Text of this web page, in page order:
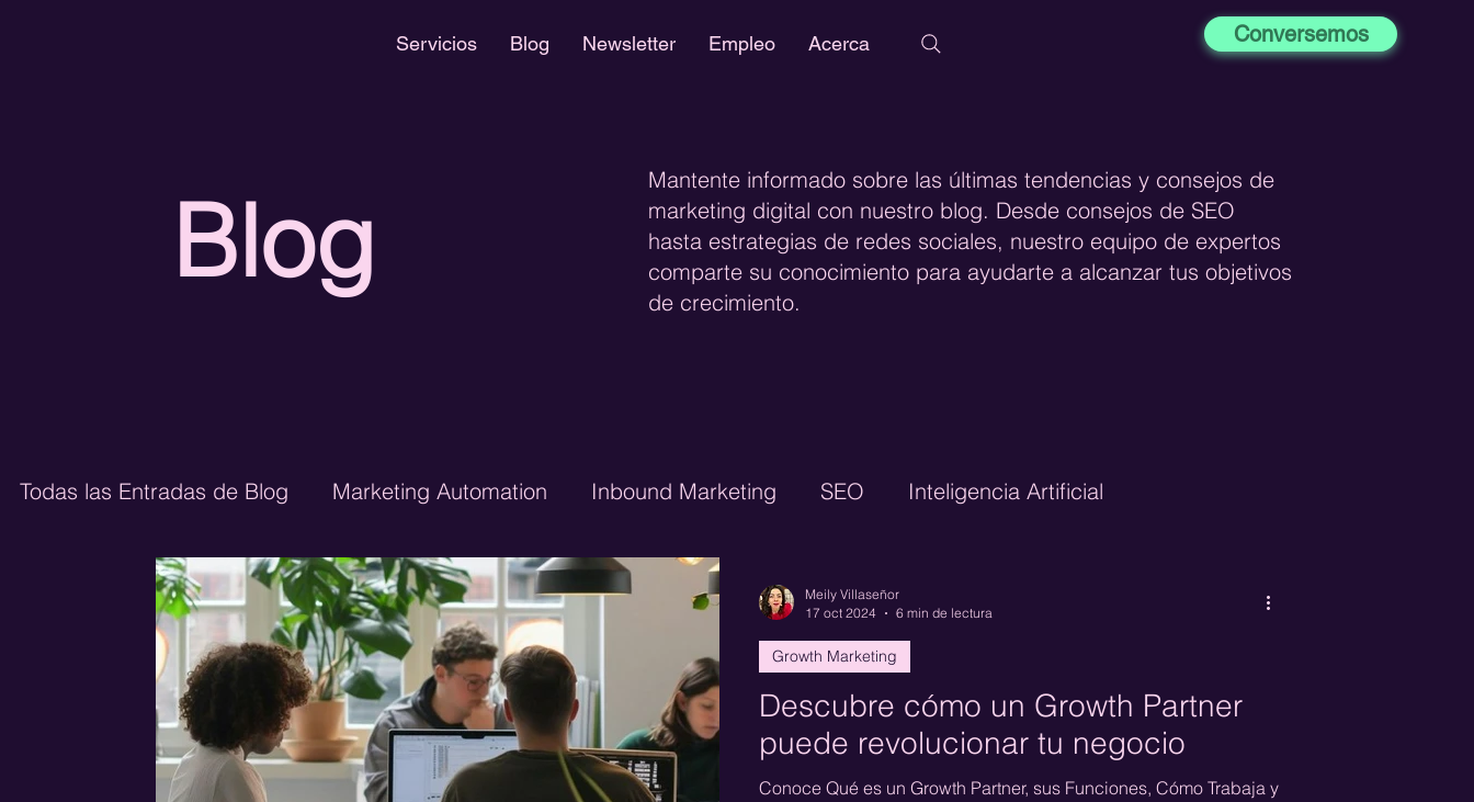
Servicios Blog Newsletter Empleo Acerca Conversemos
Blog
Mantente informado sobre las últimas tendencias y consejos de
marketing digital con nuestro blog. Desde consejos de SEO
hasta estrategias de redes sociales, nuestro equipo de expertos
comparte su conocimiento para ayudarte a alcanzar tus objetivos
de crecimiento.
Todas las Entradas de Blog Marketing Automation Inbound Marketing SEO Inteligencia Artificial
Ecommerce Diseño Web Marketing Digital Google Adwords
Growth Marketing Publicidad Digital GTM Engineering Paid Media Performance Marketing
Descubre cómo un Growth Partner
puede revolucionar tu negocio
Conoce Qué es un Growth Partner, sus Funciones, Cómo Trabaja y
Growth Marketing
Meily Villaseñor
17 oct 2024
6 min de lectura